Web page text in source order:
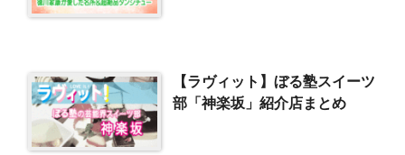
【ラヴィット】ぼる塾スイーツ
部「神楽坂」紹介店まとめ